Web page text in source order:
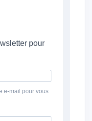
pour
e-mail pour vous